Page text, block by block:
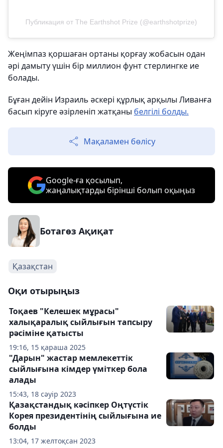
Публикация от The Earthshot Prize (@earthshotprize)
Жеңімпаз қоршаған ортаны қорғау жобасын одан
әрі дамыту үшін бір миллион фунт стерлингке ие
болады.
Бұған дейін Израиль әскері құрлық арқылы Ливанға
басып кіруге әзірленіп жатқаны белгілі болды.
Мақаламен бөлісу
Google-ға қосылып,
жаңалықтарды бірінші болып оқыңыз
Ботагөз Ақиқат
Қазақстан
Оқи отырыңыз
19:16, 15 қараша 2025
Тоқаев "Келешек мұрасы"
халықаралық сыйлығын тапсыру
рәсіміне қатысты
15:43, 18 сәуір 2023
"Дарын" жастар мемлекеттік
сыйлығына кімдер үміткер бола
алады
13:04, 17 желтоқсан 2023
Қазақстандық кәсіпкер Оңтүстік
Корея президентінің сыйлығына ие
болды